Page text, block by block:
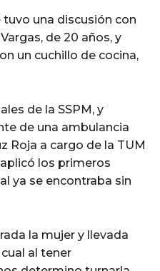
una discusión con
de 20 años, y
un cuchillo de cocina,
de la SSPM, y
de una ambulancia
Roja a cargo de la TUM
los primeros
ya se encontraba sin
la mujer y llevada
al tener